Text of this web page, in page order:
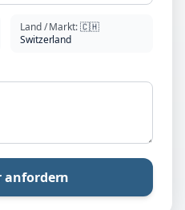
Land / Markt:🇨🇭
Switzerland
anfordern